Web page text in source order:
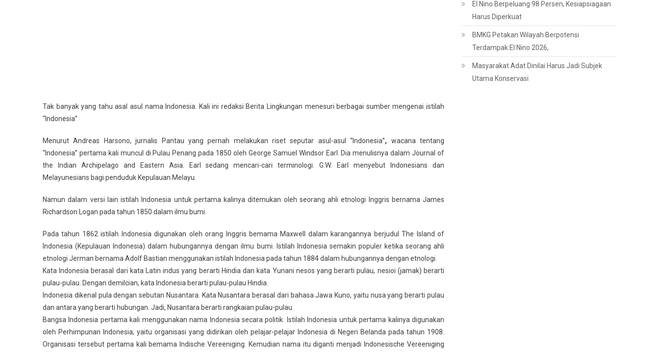
Tak banyak yang tahu asal asul nama Indonesia. Kali ini redaksi Berita Lingkungan menesuri berbagai sumber mengenai istilah
“Indonesia”
Menurut Andreas Harsono, jurnalis Pantau yang pernah melakukan riset seputar asul-asul “Indonesia”, wacana tentang
“Indonesia” pertama kali muncul di Pulau Penang pada 1850 oleh George Samuel Windsor Earl. Dia menulisnya dalam Journal of
the Indian Archipelago and Eastern Asia. Earl sedang mencari-cari terminologi. G.W. Earl menyebut Indonesians dan
Melayunesians bagi penduduk Kepulauan Melayu.
Namun dalam versi lain istilah Indonesia untuk pertama kalinya ditemukan oleh seorang ahli etnologi Inggris bernama James
Richardson Logan pada tahun 1850 dalam ilmu bumi.
Pada tahun 1862 istilah Indonesia digunakan oleh orang Inggris bemama Maxwell dalam karangannya berjudul The Island of
Indonesia (Kepulauan Indonesia) dalam hubungannya dengan ilmu bumi. Istilah Indonesia semakin populer ketika seorang ahli
etnologi Jerman bernama Adolf Bastian menggunakan istilah Indonesia pada tahun 1884 dalam hubungannya dengan etnologi.
Kata Indonesia berasal dari kata Latin indus yang berarti Hindia dan kata Yunani nesos yang berarti pulau, nesioi (jamak) berarti
pulau-pulau. Dengan demilcian, kata Indonesia berarti pulau-pulau Hindia.
Indonesia dikenal pula dengan sebutan Nusantara. Kata Nusantara berasal dari bahasa Jawa Kuno, yaitu nusa yang berarti pulau
dan antara yang berarti hubungan. Jadi, Nusantara berarti rangkaian pulau-pulau.
Bangsa Indonesia pertama kali menggunakan nama Indonesia secara politik. Istilah Indonesia untuk pertama kalinya digunakan
oleh Perhimpunan Indonesia, yaitu organisasi yang didirikan oleh pelajar-pelajar Indonesia di Negeri Belanda pada tahun 1908.
Organisasi tersebut pertama kali bemama Indische Vereeniging. Kemudian nama itu diganti menjadi Indonesische Vereeniging
El Nino Berpeluang 98 Persen, Kesiapsiagaan
Harus Diperkuat
BMKG Petakan Wilayah Berpotensi
Terdampak El Nino 2026,
Masyarakat Adat Dinilai Harus Jadi Subjek
Utama Konservasi